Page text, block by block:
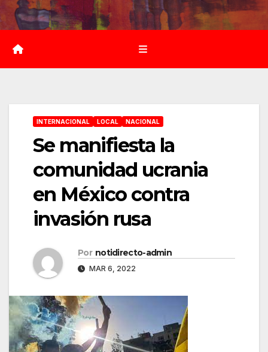
Saltar
al
contenido
INTERNACIONAL LOCAL NACIONAL
Se manifiesta la
comunidad ucrania
en México contra
invasión rusa
Por notidirecto-admin
MAR 6, 2022